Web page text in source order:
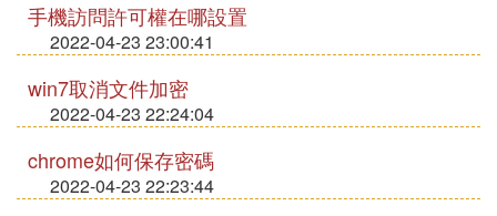
手機訪問許可權在哪設置
2022-04-23 23:00:41
win7取消文件加密
2022-04-23 22:24:04
chrome如何保存密碼
2022-04-23 22:23:44